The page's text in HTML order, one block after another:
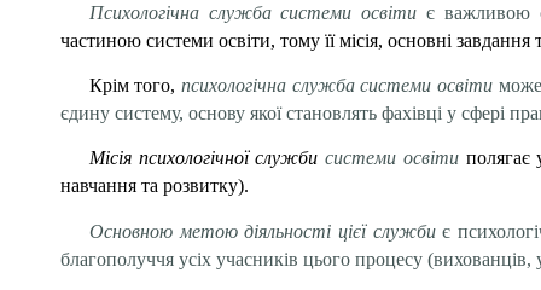
Психологічна служба системи освітиє важливою
частиною системи освіти, тому її місія, основні завдання
Крім того,психологічна служба системи освіти може
єдину систему, основу якої становлять фахівці у сфері
Місія психологічної служби системи освіти полягає
навчання та розвитку).
Основною метою діяльності цієї службиє
благополуччя усіх учасників цього процесу (вихованців,